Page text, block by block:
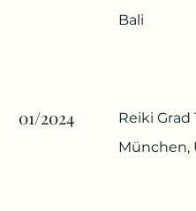
Bali
01/2024
Reiki Grad
München,